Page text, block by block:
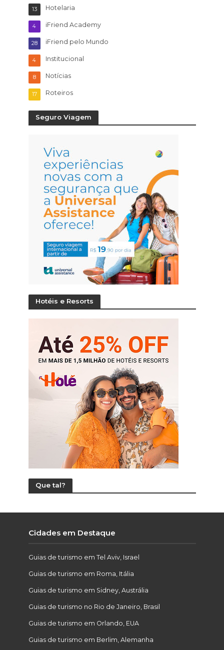
Hotelaria
13
iFriend Academy
4
iFriend pelo Mundo
28
Institucional
4
Notícias
8
Roteiros
17
Seguro Viagem
Hotéis e Resorts
Que tal?
Cidades em Destaque
Guias de turismo em Tel Aviv, Israel
Guias de turismo em Roma, Itália
Guias de turismo em Sidney, Austrália
Guias de turismo no Rio de Janeiro, Brasil
Guias de turismo em Orlando, EUA
Guias de turismo em Berlim, Alemanha